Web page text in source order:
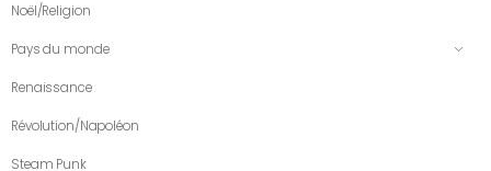
Noël/Religion
Pays du monde
Renaissance
Révolution/Napoléon
Steam Punk